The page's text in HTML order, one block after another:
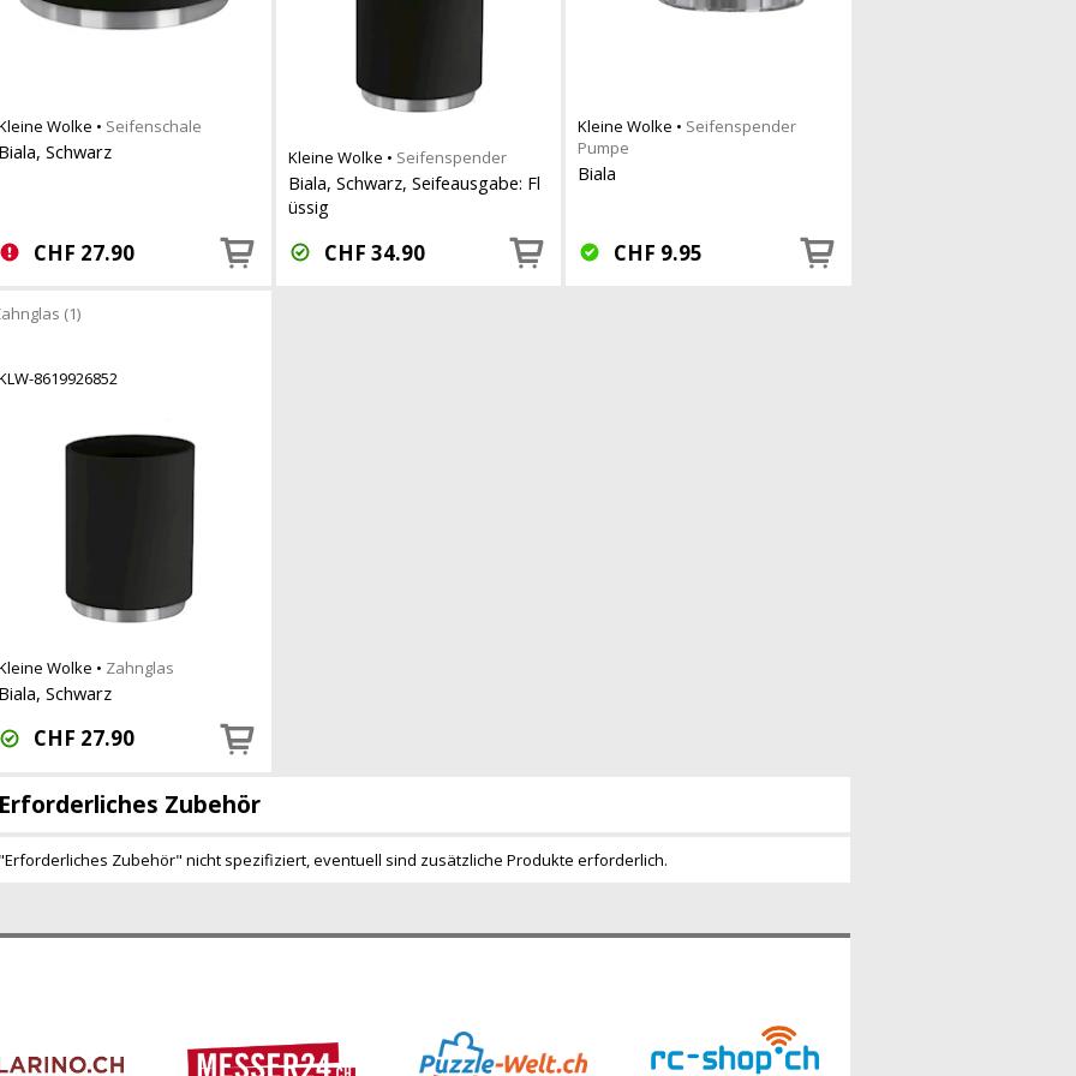
Wolke • Seifenschale
Schwarz
CHF 27.90
Kleine Wolke • Seifenspender
Biala, Schwarz, Seifeausgabe: Fl
üssig
CHF 34.90
Kleine Wolke • Seifenspender
Pumpe
Biala
CHF 9.95
(1)
8619926852
Wolke • Zahnglas
Schwarz
CHF 27.90
Zubehör
Zubehör" nicht spezifiziert, eventuell sind zusätzliche Produkte erforderlich.